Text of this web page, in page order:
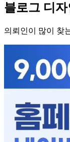
블로그 디
의뢰인이 많이 찾